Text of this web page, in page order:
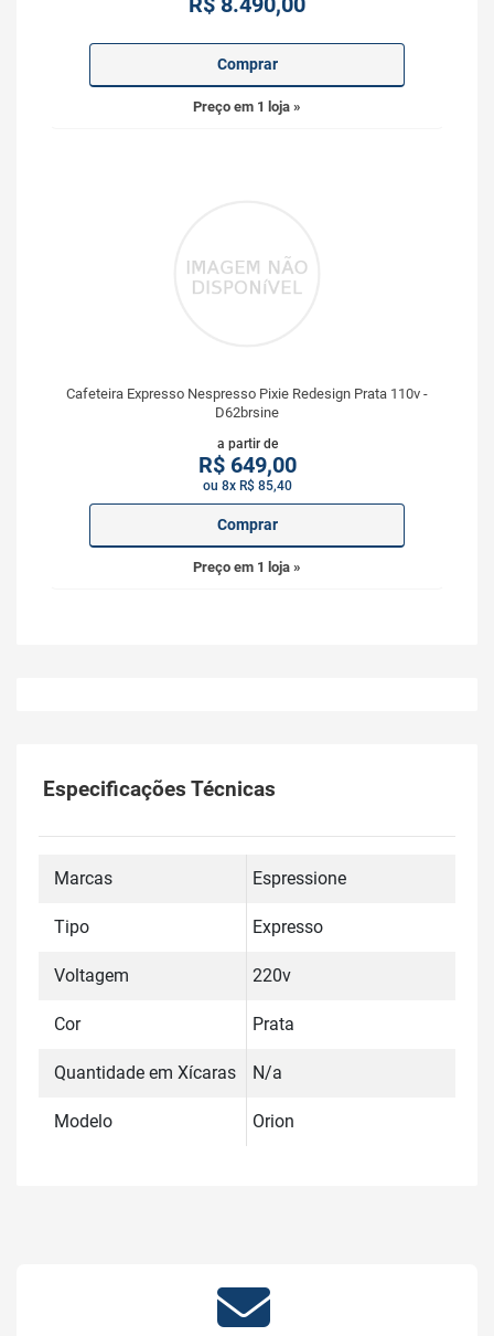
Comprar
Preço em 1 loja »
Cafeteira Expresso Nespresso Pixie Redesign Prata 110v -
D62brsine
a partir de
R$649,00
ou 8x R$ 85,40
Comprar
Preço em 1 loja »
Especificações Técnicas
Marcas Espressione
Tipo Expresso
Voltagem 220v
Cor Prata
Quantidade em Xícaras N/a
Modelo Orion